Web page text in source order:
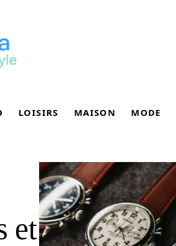
LOISIRS MAISON MODE
et